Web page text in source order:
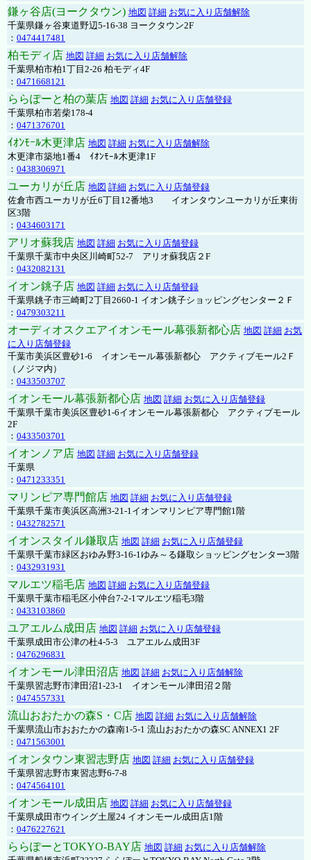
鎌ヶ谷店(ヨークタウン) 地図 詳細 お気に入り店舗解除
千葉県鎌ヶ谷東道野辺5-16-38 ヨークタウン2F
： 0474417481
柏モディ店 地図 詳細 お気に入り店舗解除
千葉県柏市柏1丁目2-26 柏モディ4F
： 0471668121
ららぽーと柏の葉店 地図 詳細 お気に入り店舗登録
千葉県柏市若柴178-4
： 0471376701
ｲｵﾝﾓｰﾙ木更津店 地図 詳細 お気に入り店舗解除
木更津市築地1番4 ｲｵﾝﾓｰﾙ木更津1F
： 0438306971
ユーカリが丘店 地図 詳細 お気に入り店舗登録
佐倉市西ユーカリが丘6丁目12番地3 イオンタウンユーカリが丘東街
区3階
： 0434603171
アリオ蘇我店 地図 詳細 お気に入り店舗登録
千葉県千葉市中央区川崎町52-7 アリオ蘇我店２F
： 0432082131
イオン銚子店 地図 詳細 お気に入り店舗登録
千葉県銚子市三崎町2丁目2660-1 イオン銚子ショッピングセンター２Ｆ
： 0479303211
オーディオスクエアイオンモール幕張新都心店 地図 詳細 お気
に入り店舗登録
千葉市美浜区豊砂1-6 イオンモール幕張新都心 アクティブモール2Ｆ
（ノジマ内）
： 0433503707
イオンモール幕張新都心店 地図 詳細 お気に入り店舗登録
千葉県千葉市美浜区豊砂1-6イオンモール幕張新都心 アクティブモール
2F
： 0433503701
イオンノア店 地図 詳細 お気に入り店舗登録
千葉県
： 0471233351
マリンピア専門館店 地図 詳細 お気に入り店舗登録
千葉県千葉市美浜区高洲3-21-1イオンマリンピア専門館1階
： 0432782571
イオンスタイル鎌取店 地図 詳細 お気に入り店舗登録
千葉県千葉市緑区おゆみ野3-16-1ゆみ～る鎌取ショッピングセンター3階
： 0432931931
マルエツ稲毛店 地図 詳細 お気に入り店舗登録
千葉県千葉市稲毛区小仲台7-2-1マルエツ稲毛3階
： 0433103860
ユアエルム成田店 地図 詳細 お気に入り店舗登録
千葉県成田市公津の杜4-5-3 ユアエルム成田3F
： 0476296831
イオンモール津田沼店 地図 詳細 お気に入り店舗解除
千葉県習志野市津田沼1-23-1 イオンモール津田沼２階
： 0474557331
流山おおたかの森S・C店 地図 詳細 お気に入り店舗解除
千葉県流山市おおたかの森南1-5-1 流山おおたかの森SC ANNEX1 2F
： 0471563001
イオンタウン東習志野店 地図 詳細 お気に入り店舗登録
千葉県習志野市東習志野6-7-8
： 0474564101
イオンモール成田店 地図 詳細 お気に入り店舗登録
千葉県成田市ウイング土屋24 イオンモール成田店1階
： 0476227621
ららぽーとTOKYO-BAY店 地図 詳細 お気に入り店舗解除